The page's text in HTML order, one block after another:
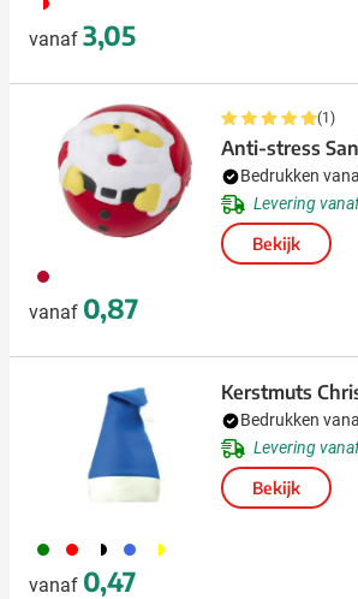
vanaf 3,05
008
vanaf 0,87
(1)
Anti-stress
Bedrukken
Levering
Bekijk
004 008 040 948 096
vanaf 0,47
Kerstmuts
Bedrukken
Levering
Bekijk